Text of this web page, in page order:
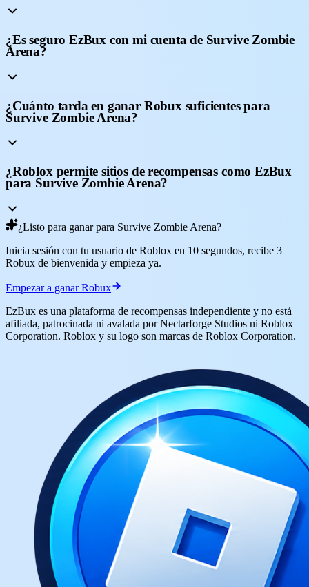
¿Es seguro EzBux con mi cuenta de Survive Zombie
Arena?
¿Cuánto tarda en ganar Robux suficientes para
Survive Zombie Arena?
¿Roblox permite sitios de recompensas como EzBux
para Survive Zombie Arena?
¿Listo para ganar para Survive Zombie Arena?
Inicia sesión con tu usuario de Roblox en 10 segundos, recibe 3
Robux de bienvenida y empieza ya.
Empezar a ganar Robux
EzBux es una plataforma de recompensas independiente y no está
afiliada, patrocinada ni avalada por Nectarforge Studios ni Roblox
Corporation. Roblox y su logo son marcas de Roblox Corporation.